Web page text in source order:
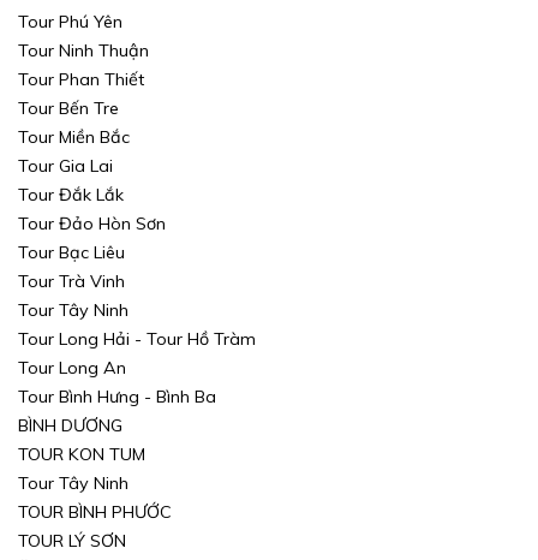
Tour Phú Yên
Tour Ninh Thuận
Tour Phan Thiết
Tour Bến Tre
Tour Miền Bắc
Tour Gia Lai
Tour Đắk Lắk
Tour Đảo Hòn Sơn
Tour Bạc Liêu
Tour Trà Vinh
Tour Tây Ninh
Tour Long Hải - Tour Hồ Tràm
Tour Long An
Tour Bình Hưng - Bình Ba
BÌNH DƯƠNG
TOUR KON TUM
Tour Tây Ninh
TOUR BÌNH PHƯỚC
TOUR LÝ SƠN